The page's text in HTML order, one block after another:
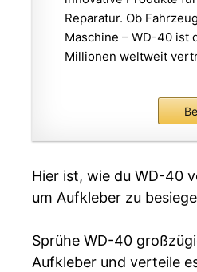
Reparatur. Ob
Maschine – WD-40 ist
Millionen weltweit
Hier ist, wie du WD-40
um Aufkleber zu
Sprühe WD-40
Aufkleber und verteile